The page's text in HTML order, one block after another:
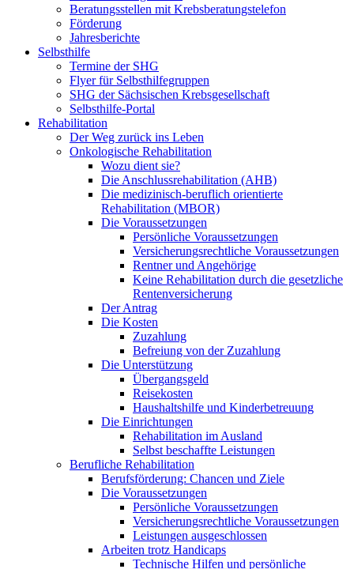
Beratungsstellen mit Krebsberatungstelefon
Förderung
Jahresberichte
Selbsthilfe
Termine der SHG
Flyer für Selbsthilfegruppen
SHG der Sächsischen Krebsgesellschaft
Selbsthilfe-Portal
Rehabilitation
Der Weg zurück ins Leben
Onkologische Rehabilitation
Wozu dient sie?
Die Anschlussrehabilitation (AHB)
Die medizinisch-beruflich orientierte
Rehabilitation (MBOR)
Die Voraussetzungen
Persönliche Voraussetzungen
Versicherungsrechtliche Voraussetzungen
Rentner und Angehörige
Keine Rehabilitation durch die gesetzliche
Rentenversicherung
Der Antrag
Die Kosten
Zuzahlung
Befreiung von der Zuzahlung
Die Unterstützung
Übergangsgeld
Reisekosten
Haushaltshilfe und Kinderbetreuung
Die Einrichtungen
Rehabilitation im Ausland
Selbst beschaffte Leistungen
Berufliche Rehabilitation
Berufsförderung: Chancen und Ziele
Die Voraussetzungen
Persönliche Voraussetzungen
Versicherungsrechtliche Voraussetzungen
Leistungen ausgeschlossen
Arbeiten trotz Handicaps
Technische Hilfen und persönliche